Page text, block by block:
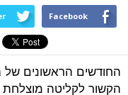
Facebook
החודשים הראשונים של
הקשור לקליטה